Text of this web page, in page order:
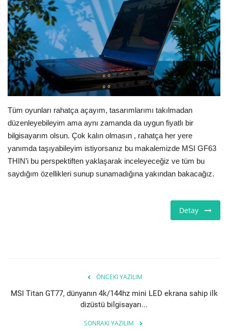
E-Devlet Sistemleri
Enerji
Tubitak
Teknoloji Kurumu
Teknoloji
Yazılım Dilleri
Makaleler
Tüm oyunları rahatça açayım, tasarımlarımı takılmadan
düzenleyebileyim ama aynı zamanda da uygun fiyatlı bir
bilgisayarım olsun. Çok kalın olmasın , rahatça her yere
yanımda taşıyabileyim istiyorsanız bu makalemizde MSI GF63
THIN’i bu perspektiften yaklaşarak inceleyeceğiz ve tüm bu
saydığım özellikleri sunup sunamadığına yakından bakacağız.
Detay
ÖNCEKI YAZILIM
MSI Titan GT77, dünyanın 4k/144hz mini LED ekrana sahip ilk
dizüstü bilgisayarı...
SONRAKI YAZILIM